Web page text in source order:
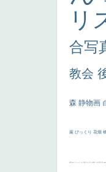
リ
合写
教会
森 静物画
厳 びっくり 花畑
画質 last ヴィーナス 剣 白人少女 食事中 山本芳翠 麦 alciato